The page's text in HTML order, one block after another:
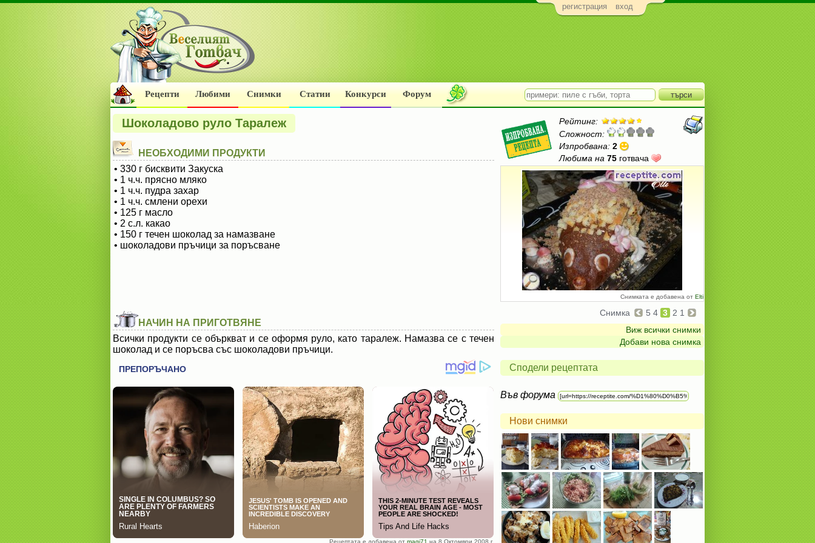
регистрация вход
Рецепти Любими Снимки Статии Конкурси Форум
Шоколадово руло Таралеж
Рейтинг:
Сложност:
Изпробвана: 2
Любима на 75 готвача
Снимката е добавена от Elti
Снимка 5 4 3 2 1
Виж всички снимки
Добави нова снимка
НЕОБХОДИМИ ПРОДУКТИ
• 330 г бисквити Закуска
• 1 ч.ч. прясно мляко
• 1 ч.ч. пудра захар
• 1 ч.ч. смлени орехи
• 125 г масло
• 2 с.л. какао
• 150 г течен шоколад за намазване
• шоколадови пръчици за поръсване
НАЧИН НА ПРИГОТВЯНЕ
Всички продукти се объркват и се оформя руло, като таралеж. Намазва се с течен
шоколад и се поръсва със шоколадови пръчици.
Рецептата е добавена от magi71 на 8 Октомври 2008 г.
Сподели рецептата
Във форума
Нови снимки